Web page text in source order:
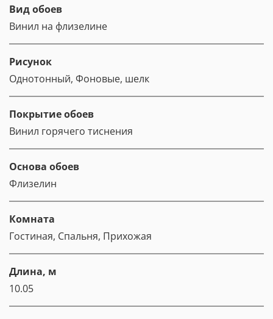
Вид обоев
Винил на флизелине
Рисунок
Однотонный, Фоновые, шелк
Покрытие обоев
Винил горячего тиснения
Основа обоев
Флизелин
Комната
Гостиная, Спальня, Прихожая
Длина, м
10.05